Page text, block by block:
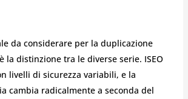
da considerare per la duplicazione
la distinzione tra le diverse serie. ISEO
livelli di sicurezza variabili, e la
cambia radicalmente a seconda del